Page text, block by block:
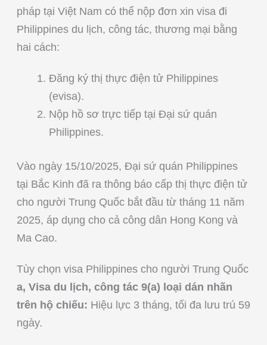
pháp tại Việt Nam có thể nộp đơn xin visa đi
Philippines du lịch, công tác, thương mại bằng
hai cách:
Đăng ký thị thực điện tử Philippines
(evisa).
Nộp hồ sơ trực tiếp tại Đại sứ quán
Philippines.
Vào ngày 15/10/2025, Đại sứ quán Philippines
tại Bắc Kinh đã ra thông báo cấp thị thực điện tử
cho người Trung Quốc bắt đầu từ tháng 11 năm
2025, áp dụng cho cả công dân Hong Kong và
Ma Cao.
Tùy chọn visa Philippines cho người Trung Quốc
a, Visa du lịch, công tác 9(a) loại dán nhãn
trên hộ chiếu: Hiệu lực 3 tháng, tối đa lưu trú 59
ngày.